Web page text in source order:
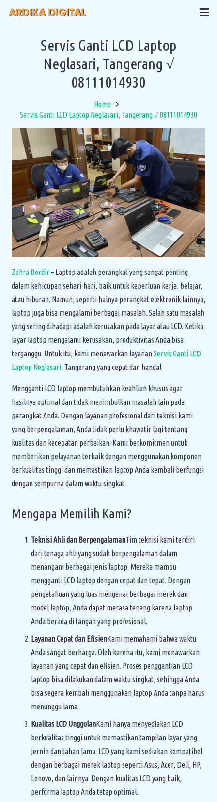
Servis Ganti LCD Laptop
Neglasari, Tangerang √
08111014930
Home
Servis Ganti LCD Laptop Neglasari, Tangerang √ 08111014930
Zahra Bordir– Laptop adalah perangkat yang sangat penting
dalam kehidupan sehari-hari, baik untuk keperluan kerja, belajar,
atau hiburan. Namun, seperti halnya perangkat elektronik lainnya,
laptop juga bisa mengalami berbagai masalah. Salah satu masalah
yang sering dihadapi adalah kerusakan pada layar atau LCD. Ketika
layar laptop mengalami kerusakan, produktivitas Anda bisa
terganggu. Untuk itu, kami menawarkan layananServis Ganti LCD
Laptop Neglasari, Tangerang yang cepat dan handal.
Mengganti LCD laptop membutuhkan keahlian khusus agar
hasilnya optimal dan tidak menimbulkan masalah lain pada
perangkat Anda. Dengan layanan profesional dari teknisi kami
yang berpengalaman, Anda tidak perlu khawatir lagi tentang
kualitas dan kecepatan perbaikan. Kami berkomitmen untuk
memberikan pelayanan terbaik dengan menggunakan komponen
berkualitas tinggi dan memastikan laptop Anda kembali berfungsi
dengan sempurna dalam waktu singkat.
Mengapa Memilih Kami?
Teknisi Ahli dan BerpengalamanTim teknisi kami terdiri
dari tenaga ahli yang sudah berpengalaman dalam
menangani berbagai jenis laptop. Mereka mampu
mengganti LCD laptop dengan cepat dan tepat. Dengan
pengetahuan yang luas mengenai berbagai merek dan
model laptop, Anda dapat merasa tenang karena laptop
Anda berada di tangan yang profesional.
Layanan Cepat dan EfisienKami memahami bahwa waktu
Anda sangat berharga. Oleh karena itu, kami menawarkan
layanan yang cepat dan efisien. Proses penggantian LCD
laptop bisa dilakukan dalam waktu singkat, sehingga Anda
bisa segera kembali menggunakan laptop Anda tanpa harus
menunggu lama.
Kualitas LCD UnggulanKami hanya menyediakan LCD
berkualitas tinggi untuk memastikan tampilan layar yang
jernih dan tahan lama. LCD yang kami sediakan kompatibel
dengan berbagai merek laptop seperti Asus, Acer, Dell, HP,
Lenovo, dan lainnya. Dengan kualitas LCD yang baik,
performa laptop Anda tetap optimal.